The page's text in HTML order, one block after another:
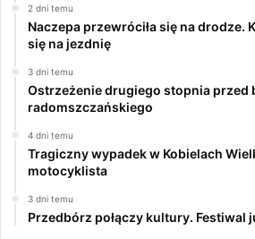
2 dni temu
Naczepa przewróciła się na drodze.
się na jezdnię
3 dni temu
Ostrzeżenie drugiego stopnia przed
radomszczańskiego
4 dni temu
Tragiczny wypadek w Kobielach
motocyklista
3 dni temu
Przedbórz połączy kultury. Festiwal